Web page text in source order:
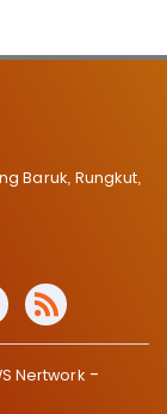
Baruk, Rungkut,
Nertwork